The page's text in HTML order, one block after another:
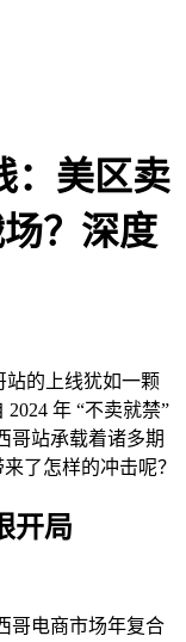
：美区卖
？深度
站的上线犹如一颗
年 “不卖就禁”
哥站承载着诸多期
了怎样的冲击呢？
开局
哥电商市场年复合